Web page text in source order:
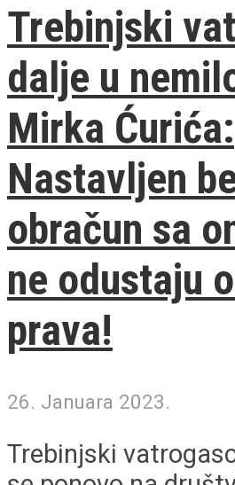
Trebinjski
dalje u
Mirka Ćurića:
Nastavljen
obračun sa
ne odustaju
prava!
26. Januara 2023.
Trebinjski